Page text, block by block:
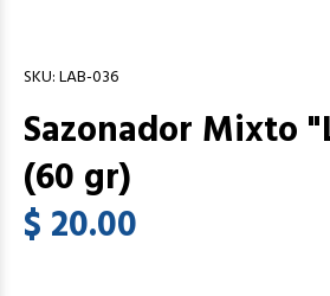
SKU:LAB-036
Sazonador Mixto
(60 gr)
$ 20.00